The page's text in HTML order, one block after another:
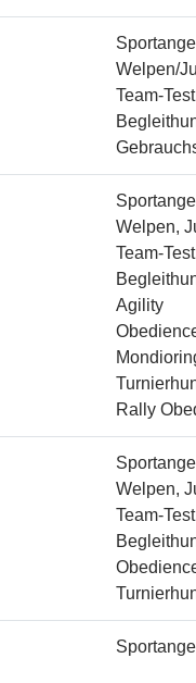
Welpen/
Team-Test
Welpen,
Team-Test
Agility
Rally
Welpen,
Team-Test